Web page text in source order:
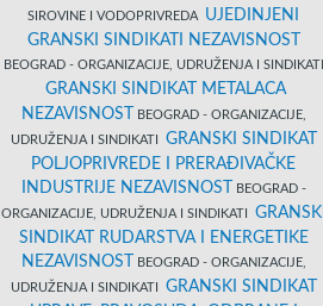
SIROVINE I VODOPRIVREDA UJEDINJENI
GRANSKI SINDIKATI NEZAVISNOST
BEOGRAD - ORGANIZACIJE, UDRUŽENJA I SINDIKATI
GRANSKI SINDIKAT METALACA
NEZAVISNOST
BEOGRAD - ORGANIZACIJE,
UDRUŽENJA I SINDIKATI GRANSKI SINDIKAT
POLJOPRIVREDE I PRERAĐIVAČKE
INDUSTRIJE NEZAVISNOST
BEOGRAD -
ORGANIZACIJE, UDRUŽENJA I SINDIKATI GRANSKI
SINDIKAT RUDARSTVA I ENERGETIKE
NEZAVISNOST
BEOGRAD - ORGANIZACIJE,
UDRUŽENJA I SINDIKATI GRANSKI SINDIKAT